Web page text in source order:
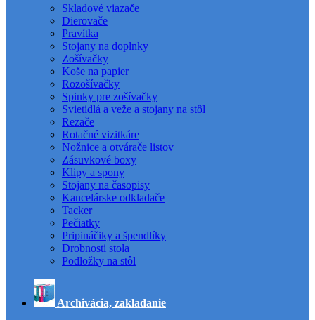
Skladové viazače
Dierovače
Pravítka
Stojany na doplnky
Zošívačky
Koše na papier
Rozošívačky
Spinky pre zošívačky
Svietidlá a veže a stojany na stôl
Rezače
Rotačné vizitkáre
Nožnice a otvárače listov
Zásuvkové boxy
Klipy a spony
Stojany na časopisy
Kancelárske odkladače
Tacker
Pečiatky
Pripináčiky a špendlíky
Drobnosti stola
Podložky na stôl
Archivácia, zakladanie